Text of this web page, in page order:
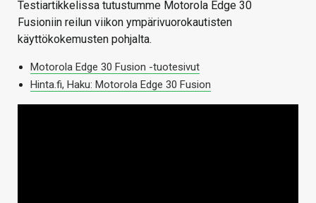
Testiartikkelissa tutustumme Motorola Edge 30
Fusioniin reilun viikon ympärivuorokautisten
käyttökokemusten pohjalta.
Motorola Edge 30 Fusion -tuotesivut
Hinta.fi, Haku: Motorola Edge 30 Fusion